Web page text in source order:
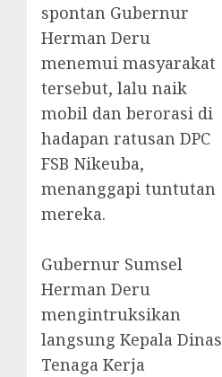
spontan Gubernur
Herman Deru
menemui masyarakat
tersebut, lalu naik
mobil dan berorasi di
hadapan ratusan DPC
FSB Nikeuba,
menanggapi tuntutan
mereka.
Gubernur Sumsel
Herman Deru
mengintruksikan
langsung Kepala Dinas
Tenaga Kerja